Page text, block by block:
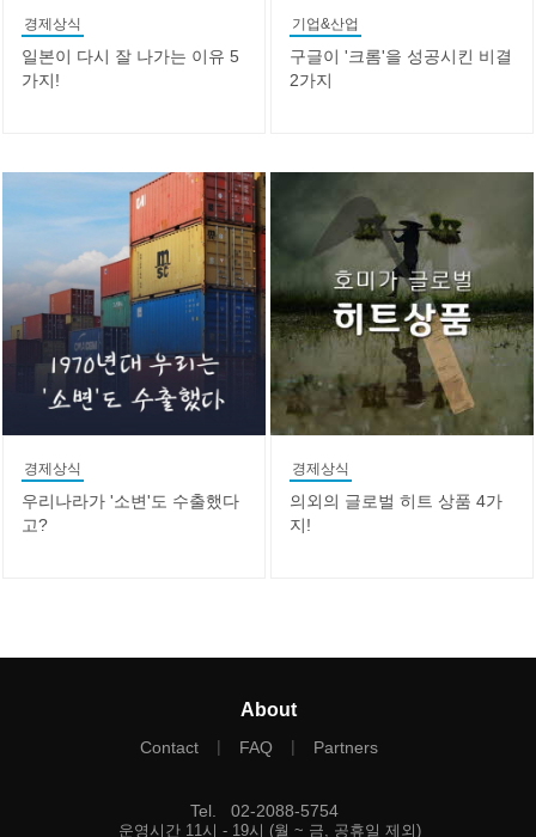
경제상식
일본이 다시 잘 나가는 이유 5
가지!
기업&산업
구글이 '크롬'을 성공시킨 비결
2가지
경제상식
우리나라가 '소변'도 수출했다
고?
경제상식
의외의 글로벌 히트 상품 4가
지!
About
Contact | FAQ | Partners
Tel 02-2088-5754
운영시간 11시 - 19시 (월 ~ 금, 공휴일 제외)